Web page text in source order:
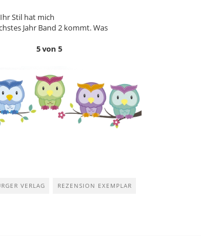
Stil hat mich
Jahr Band 2 kommt. Was
5 von 5
VERLAG REZENSION EXEMPLAR